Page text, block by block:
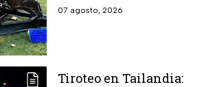
accidente en Maryland; la
07 agosto, 2026
Tiroteo en Tailandia: